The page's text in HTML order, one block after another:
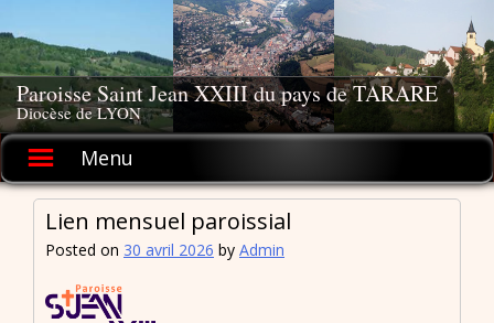
to
content
Paroisse Saint Jean XXIII du pays de TARARE
Diocèse de LYON
Menu
Lien mensuel paroissial
Posted on 30 avril 2026 by Admin